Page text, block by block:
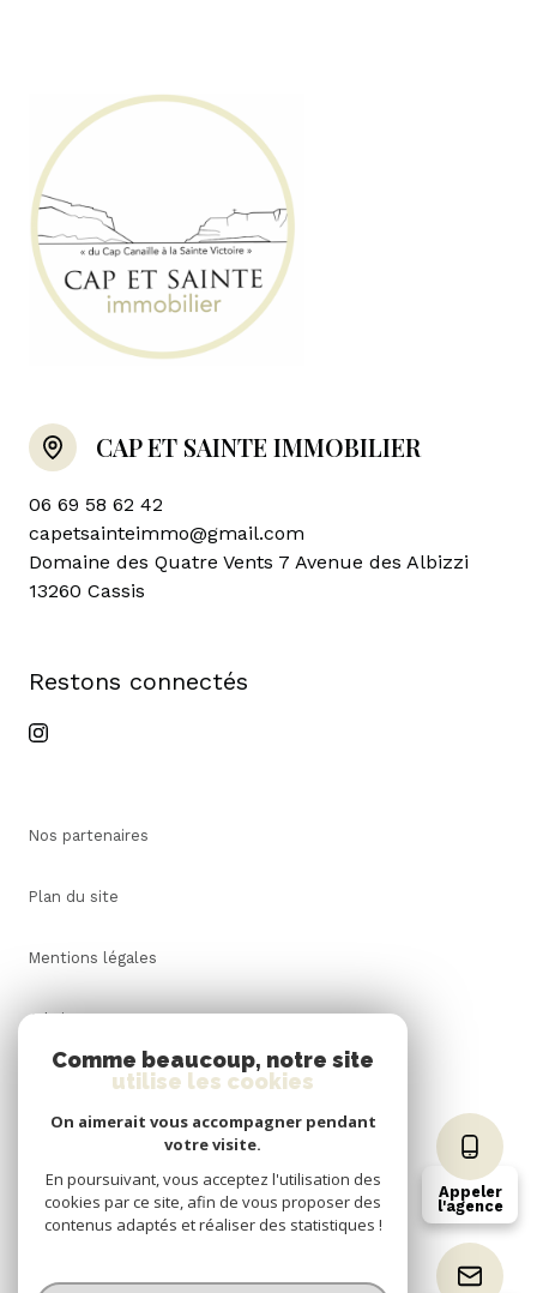
Appeler
l'agence
CAP ET SAINTE IMMOBILIER
06 69 58 62 42
capetsainteimmo@gmail.com
Domaine des Quatre Vents 7 Avenue des Albizzi
13260 Cassis
restons connectés
Nos partenaires
Plan du site
Mentions légales
Admin
Nos honoraires
Cookies
© 2026 | Tous droits réservés
Comme beaucoup, notre site
utilise les cookies
On aimerait vous accompagner pendant
votre visite.
En poursuivant, vous acceptez l'utilisation des
cookies par ce site, afin de vous proposer des
contenus adaptés et réaliser des statistiques !